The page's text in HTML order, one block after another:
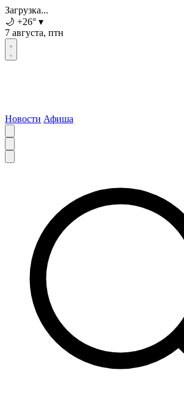
Загрузка...
🌙 +26° ▾
7 августа, птн
Новости Афиша